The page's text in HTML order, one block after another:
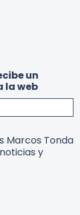
un
la web
Marcos Tonda
y